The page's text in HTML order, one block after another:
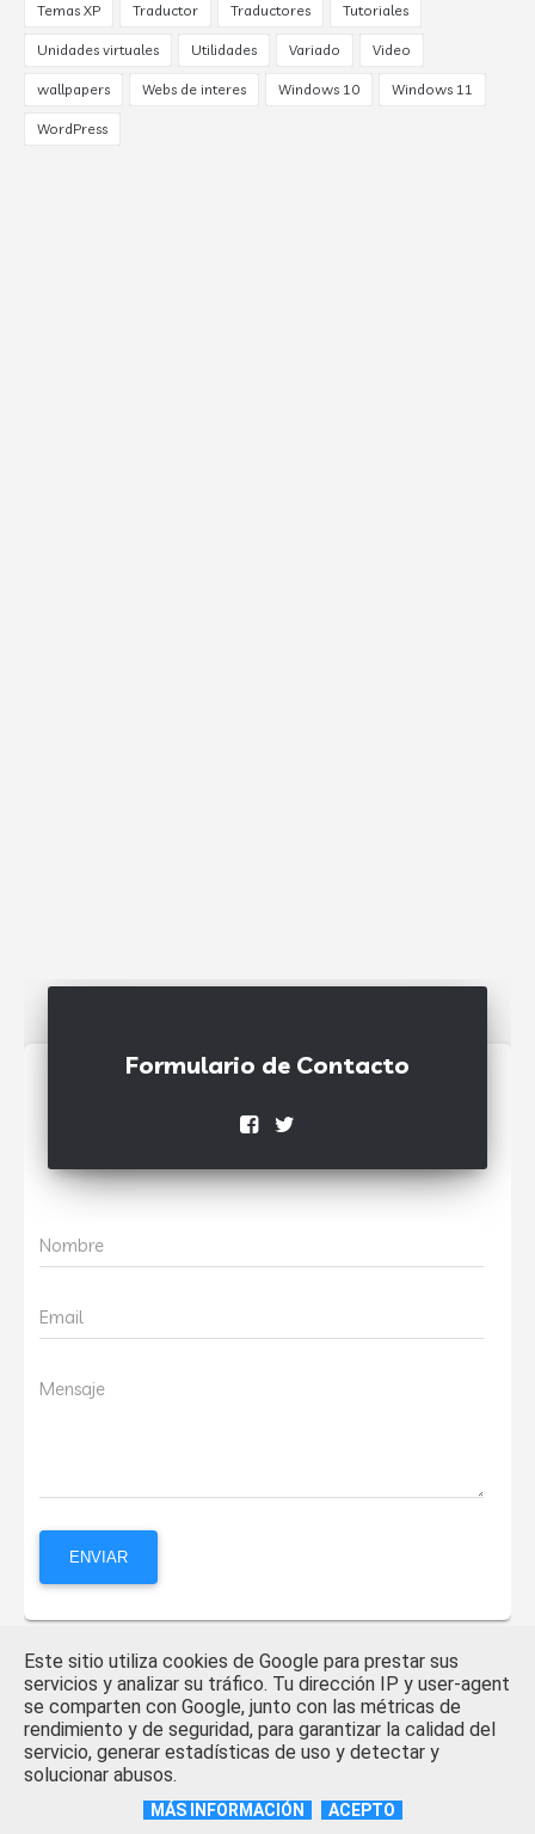
Temas XP Traductor Traductores Tutoriales
Unidades virtuales Utilidades Variado Video
wallpapers Webs de interes Windows 10 Windows 11
WordPress
Formulario de Contacto
Nombre
Email
Mensaje
Al utilizar este formulario de contacto, estás aceptando nuestra
Política de privacidad
Webs amigas
Este sitio utiliza cookies de Google para prestar sus
servicios y analizar su tráfico. Tu dirección IP y user-agent
se comparten con Google, junto con las métricas de
rendimiento y de seguridad, para garantizar la calidad del
servicio, generar estadísticas de uso y detectar y
solucionar abusos.
MÁS INFORMACIÓN ACEPTO